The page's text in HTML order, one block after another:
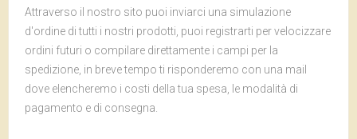
Attraverso il nostro sito puoi inviarci una simulazione
d'ordine di tutti i nostri prodotti, puoi registrarti per velocizzare
ordini futuri o compilare direttamente i campi per la
spedizione, in breve tempo ti risponderemo con una mail
dove elencheremo i costi della tua spesa, le modalità di
pagamento e di consegna.